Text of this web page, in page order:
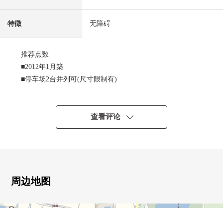
特徴 无障碍
推荐点数
■2012年1月築
■停车场2台并列可(尺寸限制有)
■已经能源农场设置
■约20.0张塌塌米LDK，开口部广泛地亮。
・在2楼汇集水周围，考虑家务流迹线
・2面各西式房间从属于采光设计、存储空间
查看评论
周边地图